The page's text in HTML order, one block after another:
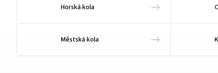
Horská kola
Městská kola